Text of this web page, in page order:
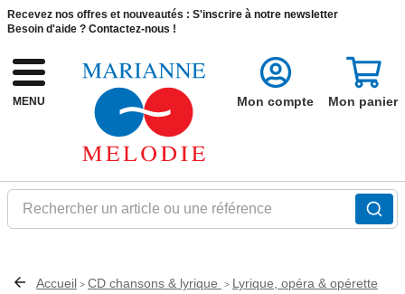
Recevez nos offres et nouveautés : S'inscrire à notre newsletter
Besoin d'aide ? Contactez-nous !
MENU
Rechercher un article ou une référence
Mon compte Mon panier
Accueil > CD chansons & lyrique > Lyrique, opéra & opérette